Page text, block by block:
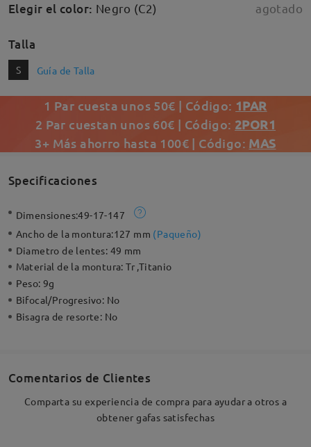
Elegir el color: Negro (C2) agotado
Talla
S Guía de Talla
1 Par cuesta unos 50€ | Código: 1PAR
2 Par cuestan unos 60€ | Código: 2POR1
3+ Más ahorro hasta 100€ | Código: MAS
Specificaciones
Dimensiones:49-17-147
Ancho de la montura:127 mm (Paqueño)
Diametro de lentes: 49 mm
Material de la montura:Tr ,Titanio
Peso: 9g
Bifocal/Progresivo: No
Bisagra de resorte: No
Comentarios de Clientes
Comparta su experiencia de compra para ayudar a otros a
obtener gafas satisfechas